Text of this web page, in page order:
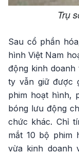
Trụ
Sau cổ phần
hình Việt Nam
động kinh
ty vẫn giữ được
phim hoạt hình,
bóng lưu động
chức khác. Chỉ
mắt 10 bộ phim
vừa kinh doanh